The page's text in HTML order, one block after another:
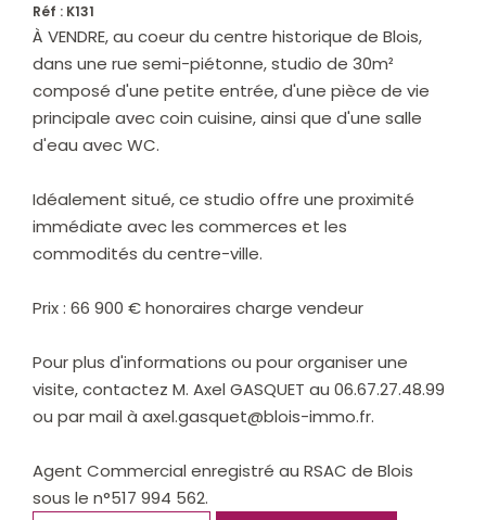
Réf : K131
À VENDRE, au coeur du centre historique de Blois,
dans une rue semi-piétonne, studio de 30m²
composé d'une petite entrée, d'une pièce de vie
principale avec coin cuisine, ainsi que d'une salle
d'eau avec WC.
Idéalement situé, ce studio offre une proximité
immédiate avec les commerces et les
commodités du centre-ville.
Prix : 66 900 € honoraires charge vendeur
Pour plus d'informations ou pour organiser une
visite, contactez M. Axel GASQUET au 06.67.27.48.99
ou par mail à axel.gasquet@blois-immo.fr.
Agent Commercial enregistré au RSAC de Blois
sous le n°517 994 562.